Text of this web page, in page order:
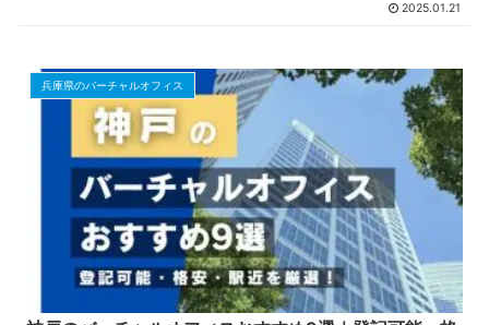
2025.01.21
兵庫県のバーチャルオフィス